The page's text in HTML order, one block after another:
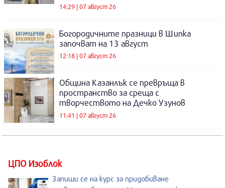
14:29 | 07 август 26
Богородичните празници в Шипка
започват на 13 август
12:18 | 07 август 26
Община Казанлък се превръща в
пространство за среща с
творчеството на Дечко Узунов
11:41 | 07 август 26
ЦПО Изоблок
Запиши се на курс за придобиване